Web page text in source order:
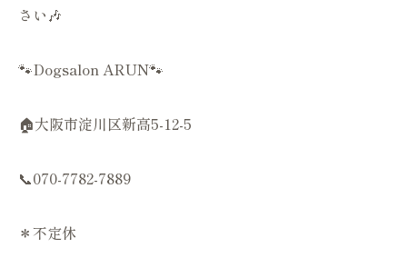
さい🎶
🐾Dogsalon ARUN🐾
🏠大阪市淀川区新高5-12-5
📞070-7782-7889
＊不定休